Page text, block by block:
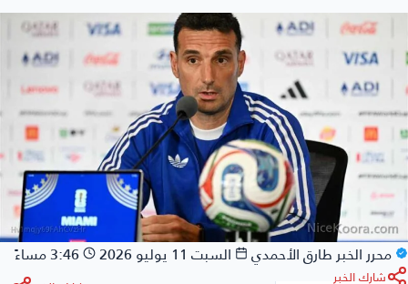
محرر الخبرطارق الأحمدي السبت 11 يوليو 2026 3:46 مساءً
شارك الخبر